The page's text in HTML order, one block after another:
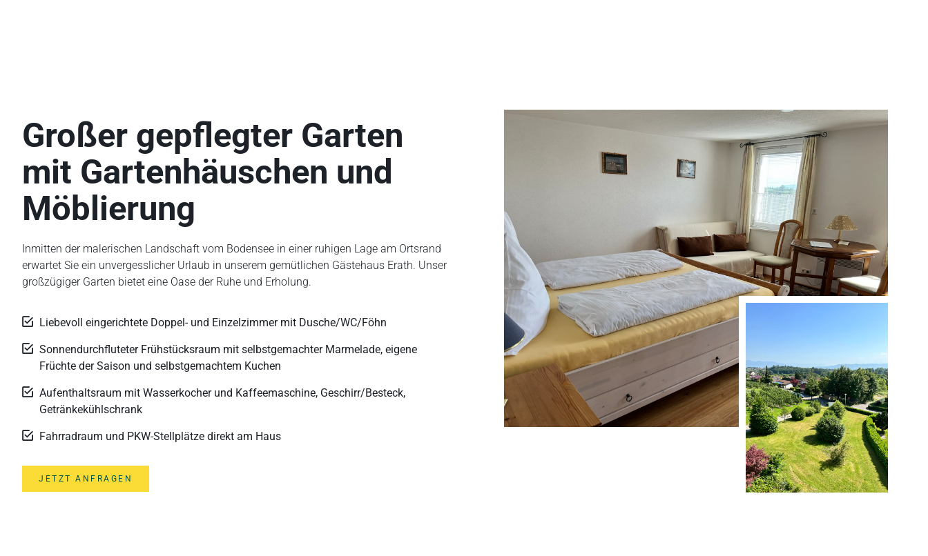
Großer gepflegter Garten
mit Garten­häuschen und
Möblierung
Inmitten der malerischen Landschaft vom Bodensee in einer ruhigen Lage am Ortsrand
erwartet Sie ein unvergesslicher Urlaub in unserem gemütlichen Gästehaus Erath. Unser
großzügiger Garten bietet eine Oase der Ruhe und Erholung.
Liebevoll eingerichtete Doppel- und Einzelzimmer mit Dusche/WC/Föhn
Sonnendurchfluteter Frühstücksraum mit selbstgemachter Marmelade, eigene
Früchte der Saison und selbstgemachtem Kuchen
Aufenthaltsraum mit Wasserkocher und Kaffeemaschine, Geschirr/Besteck,
Getränkekühlschrank
Fahrradraum und PKW-Stellplätze direkt am Haus
JETZT ANFRAGEN